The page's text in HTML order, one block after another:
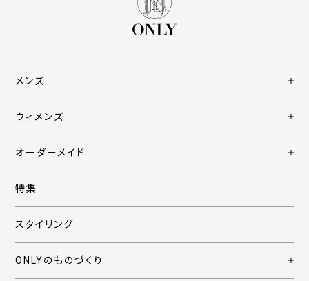
メンズ
ウィメンズ
オーダーメイド
特集
スタイリング
ONLYのものづくり